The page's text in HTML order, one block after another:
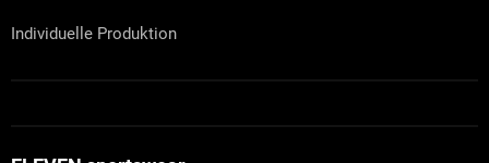
Individuelle Produktion